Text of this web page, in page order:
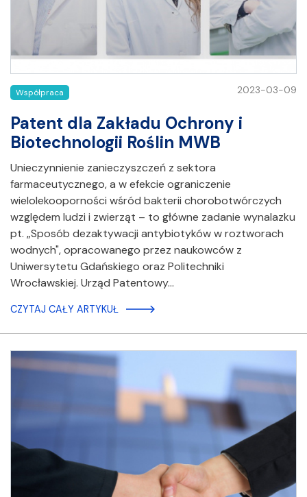
Współpraca 2023-03-09
Patent dla Zakładu Ochrony i
Biotechnologii Roślin MWB
Unieczynnienie zanieczyszczeń z sektora
farmaceutycznego, a w efekcie ograniczenie
wielolekooporności wśród bakterii chorobotwórczych
względem ludzi i zwierząt – to główne zadanie wynalazku
pt. „Sposób dezaktywacji antybiotyków w roztworach
wodnych", opracowanego przez naukowców z
Uniwersytetu Gdańskiego oraz Politechniki
Wrocławskiej. Urząd Patentowy…
CZYTAJ CAŁY ARTYKUŁ